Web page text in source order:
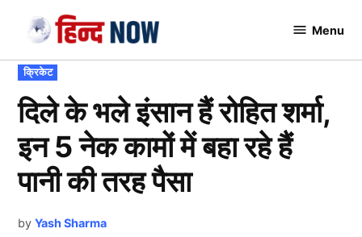
content
Menu
POSTED
IN
क्रिकेट
दिले के भले इंसान हैं रोहित शर्मा,
इन 5 नेक कामों में बहा रहे हैं
पानी की तरह पैसा
by Yash Sharma